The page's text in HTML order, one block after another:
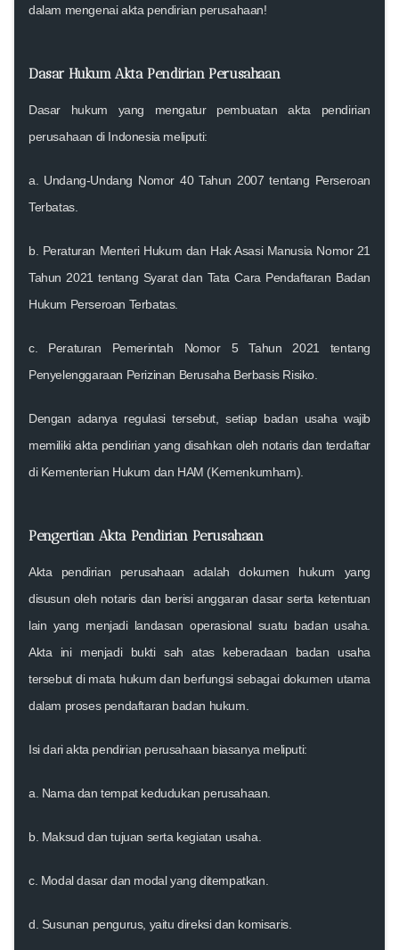
dalam mengenai akta pendirian perusahaan!
Dasar Hukum Akta Pendirian Perusahaan
Dasar hukum yang mengatur pembuatan akta pendirian
perusahaan di Indonesia meliputi:
a. Undang-Undang Nomor 40 Tahun 2007 tentang Perseroan
Terbatas.
b. Peraturan Menteri Hukum dan Hak Asasi Manusia Nomor 21
Tahun 2021 tentang Syarat dan Tata Cara Pendaftaran Badan
Hukum Perseroan Terbatas.
c. Peraturan Pemerintah Nomor 5 Tahun 2021 tentang
Penyelenggaraan Perizinan Berusaha Berbasis Risiko
Dengan adanya regulasi tersebut, setiap badan usaha wajib
memiliki akta pendirian yang disahkan oleh notaris dan terdaftar
di Kementerian Hukum dan HAM (Kemenkumham).
Pengertian Akta Pendirian Perusahaan
Akta pendirian perusahaan adalah dokumen hukum yang
disusun oleh notaris dan berisi anggaran dasar serta ketentuan
lain yang menjadi landasan operasional suatu badan usaha.
Akta ini menjadi bukti sah atas keberadaan badan usaha
tersebut di mata hukum dan berfungsi sebagai dokumen utama
dalam proses pendaftaran badan hukum.
Isi dari akta pendirian perusahaan biasanya meliputi:
a. Nama dan tempat kedudukan perusahaan.
b. Maksud dan tujuan serta kegiatan usaha.
c. Modal dasar dan modal yang ditempatkan.
d. Susunan pengurus, yaitu direksi dan komisaris.